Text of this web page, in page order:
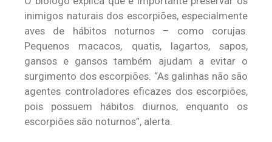
inimigos naturais dos escorpiões, especialmente
aves de hábitos noturnos – como corujas.
Pequenos macacos, quatis, lagartos, sapos,
gansos e gansos também ajudam a evitar o
surgimento dos escorpiões. “As galinhas não são
agentes controladores eficazes dos escorpiões,
pois possuem hábitos diurnos, enquanto os
escorpiões são noturnos”, alerta.